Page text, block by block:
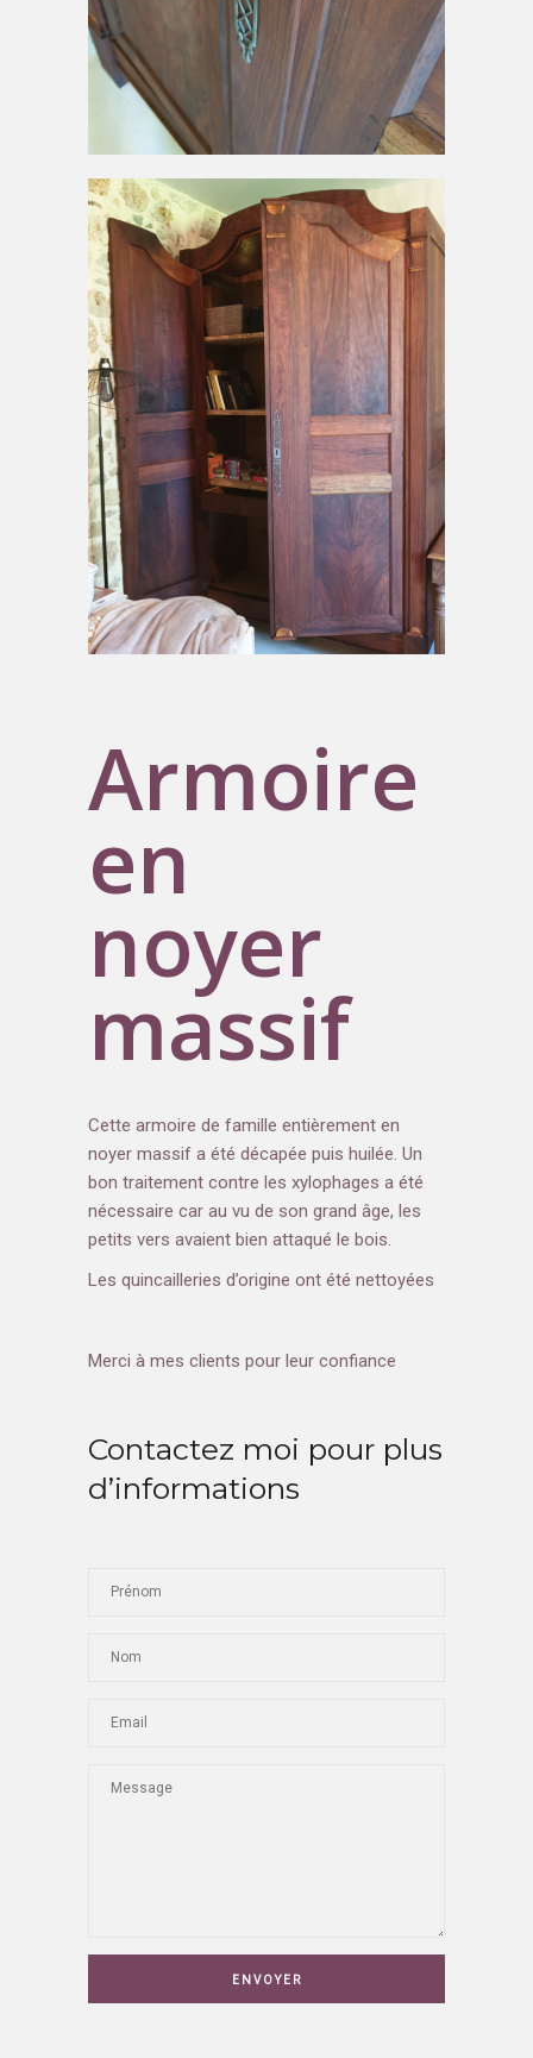
Armoire
en
noyer
massif
Cette armoire de famille entièrement en
noyer massif a été décapée puis huilée. Un
bon traitement contre les xylophages a été
nécessaire car au vu de son grand âge, les
petits vers avaient bien attaqué le bois.
Les quincailleries d’origine ont été nettoyées
Merci à mes clients pour leur confiance
Contactez moi pour plus
d’informations